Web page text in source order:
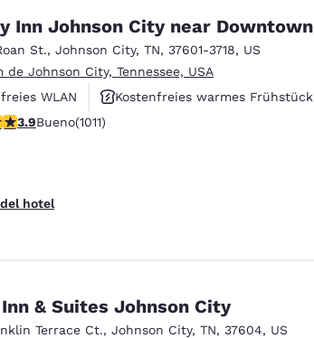
Inn Johnson City near Downtown
St., Johnson City, TN, 37601-3718, US
de Johnson City, Tennessee, USA
WLAN
Kostenfreies warmes Frühstück
de 3.94 estrellas. Bueno. 1011 reseñas
3.9Bueno(1011)
hotel
& Suites Johnson City
Terrace Ct., Johnson City, TN, 37604, US